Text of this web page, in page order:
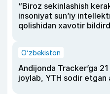
“Biroz sekinlashish
insoniyat sun’iy
qolishidan xavotir
O‘zbekiston
Andijonda Tracker’ga
joylab, YTH sodir etgan